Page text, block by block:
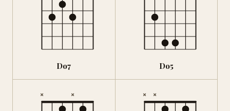
Do7 Do5
× × × ×